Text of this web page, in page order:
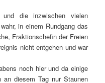
die inzwischen vielen
in einem Rundgang das
Fraktionschefin der Freien
nicht entgehen und war
noch hier und da einige
diesem Tag nur Staunen